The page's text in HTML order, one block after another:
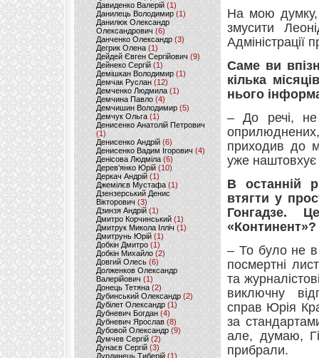
Давиденко Валерій (1)
Данилець Володимир(1)
Данилюк Олександр
Олександрович (6)
Данченко Олександр (3)
Дегрик Олена(1)
Дейдей Євген Сергійович(9)
Дейнеко Сергій (1)
Демішкан Володимир(1)
Демчак Руслан (12)
Демченко Людмила (1)
Демчина Павло (4)
Демчишин Володимир (5)
Демчук Ольга(1)
Денисенко Анатолій Петрович
(1)
Денисенко Андрій (6)
Денисенко Вадим Ігорович (4)
Денісова Людміла(6)
Дерев'янко Юрій(10)
Деркач Андрій(1)
Джемілєв Мустафа (1)
Дзензерський Денис
Вікторович (3)
Дзинзя Андрій (1)
Дмитро Корчинський (1)
Дмитрук Микола Ілліч (1)
Дмитрунь Юрій (1)
Добкін Дмитро(1)
Добкін Михайло (2)
Довгий Олесь (6)
Долженков Олександр
Валерійович (1)
Донець Тетяна (2)
Дубинський Олександр(2)
Дубілет Олександр (1)
Дубневич Богдан (4)
Дубневич Ярослав (8)
Дубовой Олександр(9)
Думчев Сергій (2)
Дунаєв Сергій(3)
Дурдинець Тиберій (1)
На мою думку,
змусити
Адміністрації
Саме ви
кілька
нього
– До речі, не
приходив до
уже наштовхує
В останній
втягти у
Гонгадзе.
«Континент»?
– То було не в
посмертні
та
виключну
справ Юрія
за
але, думаю,
прибрали.